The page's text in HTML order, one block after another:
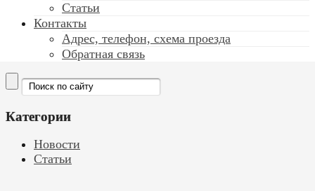
Статьи
Контакты
Адрес, телефон, схема проезда
Обратная связь
Категории
Новости
Статьи